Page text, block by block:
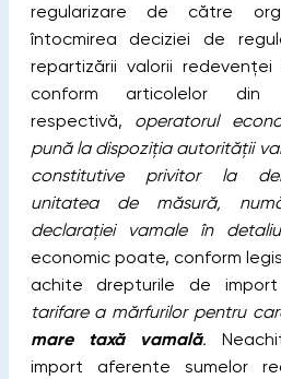
regularizare de către
întocmirea deciziei de
repartizării valorii
conform articolelor din
respectivă, operatorul
pună la dispoziția autorității
constitutive privitor la
unitatea de măsură,
declarației vamale în
economic poate, conform
achite drepturile de
tarifare a mărfurilor pentru
mare taxă vamală.
import aferente sumelor